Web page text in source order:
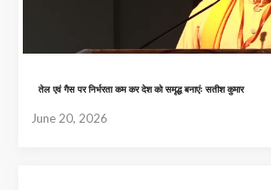
तेल एवं गैस पर निर्भरता कम कर देश को समृद्ध बनाएंः सतीश कुमार
June 20, 2026